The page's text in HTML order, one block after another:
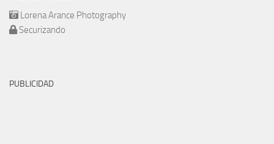
Lorena Arance Photography
Securizando
PUBLICIDAD